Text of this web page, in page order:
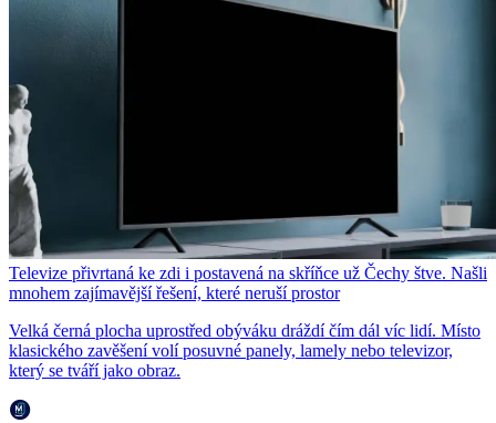
Televize přivrtaná ke zdi i postavená na skříňce už Čechy štve. Našli
mnohem zajímavější řešení, které neruší prostor
Velká černá plocha uprostřed obýváku dráždí čím dál víc lidí. Místo
klasického zavěšení volí posuvné panely, lamely nebo televizor,
který se tváří jako obraz.